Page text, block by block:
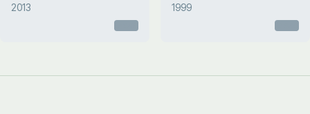
2013 1999